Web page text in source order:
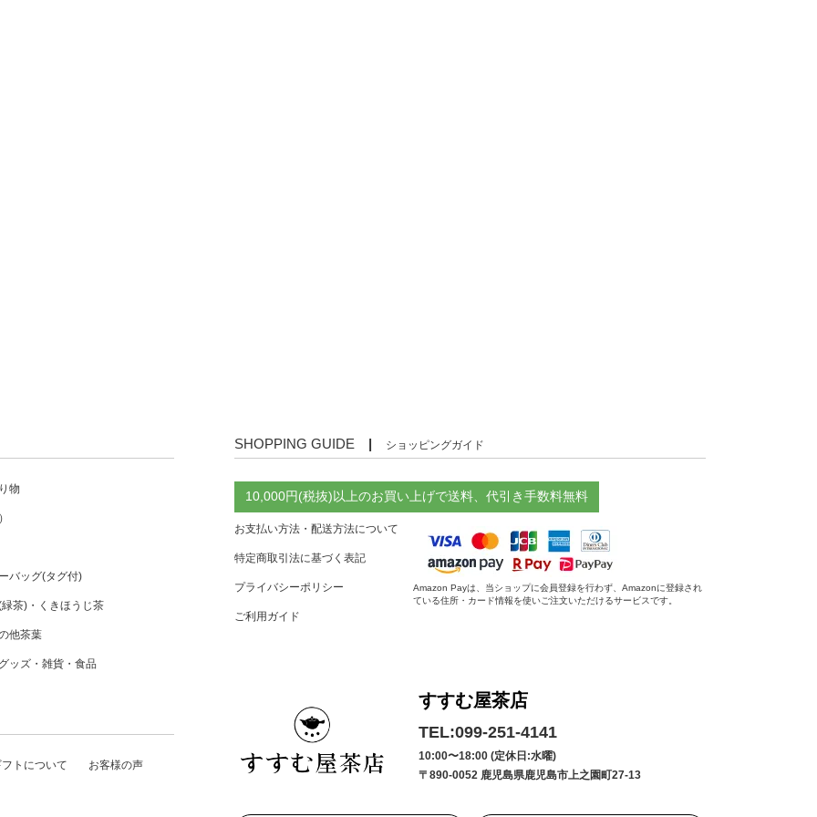
物
バッグ(タグ付)
茶)・くきほうじ茶
他茶葉
ッズ・雑貨・食品
トについて お客様の声
SHOPPING GUIDE | ショッピングガイド
10,000円(税抜)以上のお買い上げで送料、代引き手数料無料
お支払い方法・配送方法について
特定商取引法に基づく表記
プライバシーポリシー
ご利用ガイド
Amazon Payは、当ショップに会員登録を行わず、Amazonに登録され
ている住所・カード情報を使いご注文いただけるサービスです。
すすむ屋茶店
TEL:099-251-4141
10:00〜18:00 (定休日:水曜)
〒890-0052 鹿児島県鹿児島市上之園町27-13